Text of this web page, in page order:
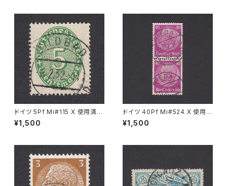
ドイツ 5Pf Mi#115 X 使用済み
切手｜WILDBAD 3.2.1932
¥1,500
ドイツ 40Pf Mi#524 X 使用済
み切手｜WIEDA 2.11.1937
¥1,500